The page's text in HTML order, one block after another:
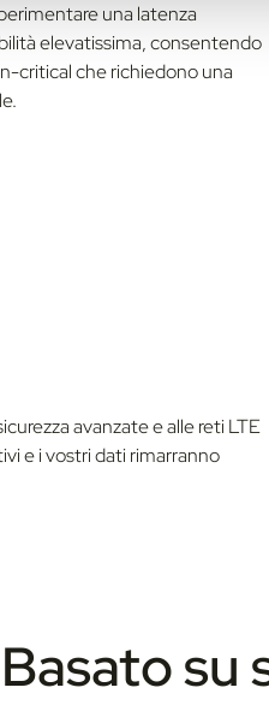
una latenza
elevatissima, consentendo
critical che richiedono una
avanzate e alle reti LTE
e i vostri dati rimarranno